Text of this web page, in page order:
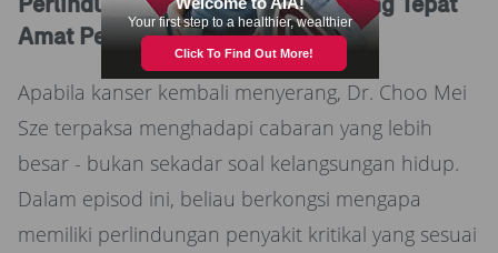
Amat Penting
Apabila kanser kembali menyerang, Dr. Choo Mei
Sze terpaksa menghadapi cabaran yang lebih
besar - bukan sekadar soal kelangsungan hidup.
Dalam episod ini, beliau berkongsi mengapa
memiliki perlindungan penyakit kritikal yang sesuai